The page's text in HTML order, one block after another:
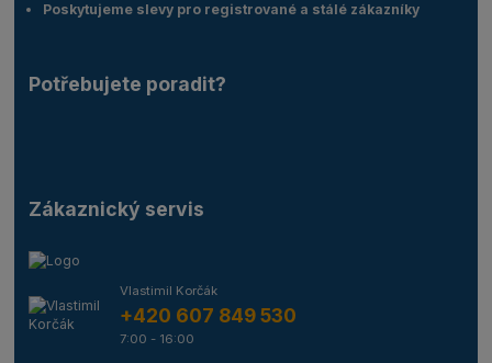
Poskytujeme slevy pro registrované a stálé zákazníky
Potřebujete poradit?
Zákaznický servis
Vlastimil Korčák
+420 607 849 530
7:00 - 16:00